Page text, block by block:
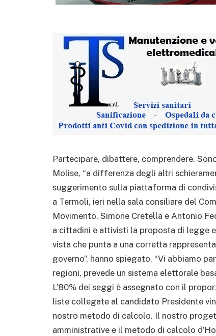
Partecipare, dibattere, comprendere.
Molise, “a differenza degli altri
suggerimento sulla piattaforma di
a Termoli, ieri nella sala consiliare del
Movimento, Simone Cretella e Antonio
a cittadini e attivisti la proposta di legge
vista che punta a una corretta
governo”, hanno spiegato. “Vi abbiamo
regioni, prevede un sistema elettorale
L’80% dei seggi è assegnato con il
liste collegate al candidato Presidente
nostro metodo di calcolo. Il nostro
amministrative e il metodo di calcolo